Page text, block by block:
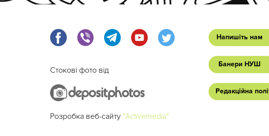
Стокові фото від
Розробка веб-сайту "Activemedia"
Напишіть нам
Банери НУШ
Редакційна